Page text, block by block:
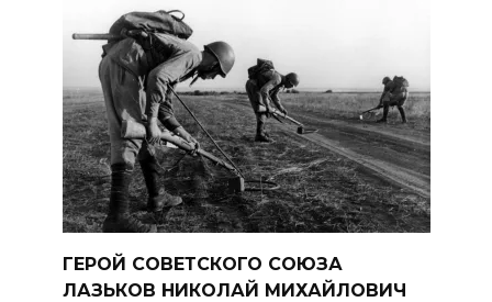
ГЕРОЙ СОВЕТСКОГО СОЮЗА
ЛАЗЬКОВ НИКОЛАЙ МИХАЙЛОВИЧ